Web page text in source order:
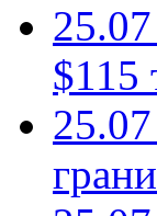
$115